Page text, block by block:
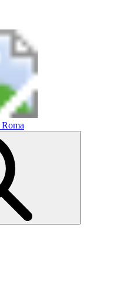
Roma